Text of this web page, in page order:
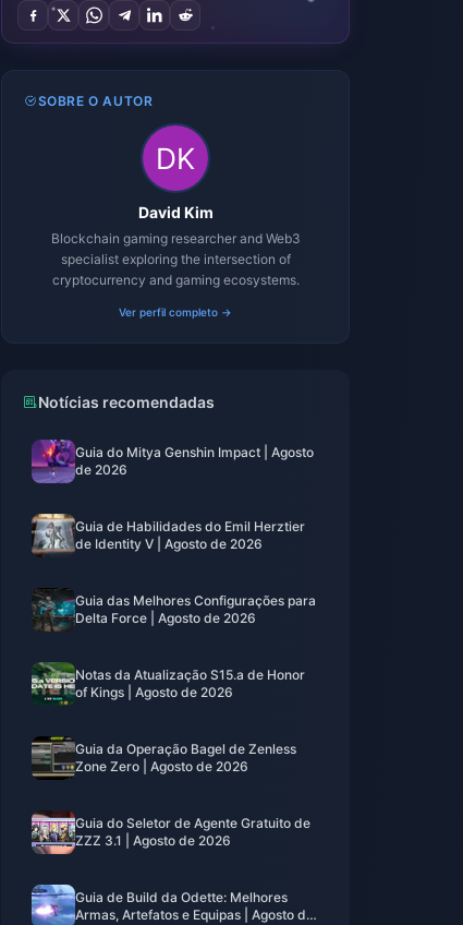
SOBRE O AUTOR
David Kim
Blockchain gaming researcher and Web3
specialist exploring the intersection of
cryptocurrency and gaming ecosystems.
Ver perfil completo →
Notícias recomendadas
Guia do Mitya Genshin Impact | Agosto
de 2026
Guia de Habilidades do Emil Herztier
de Identity V | Agosto de 2026
Guia das Melhores Configurações para
Delta Force | Agosto de 2026
Notas da Atualização S15.a de Honor
of Kings | Agosto de 2026
Guia da Operação Bagel de Zenless
Zone Zero | Agosto de 2026
Guia do Seletor de Agente Gratuito de
ZZZ 3.1 | Agosto de 2026
Guia de Build da Odette: Melhores
Armas, Artefatos e Equipas | Agosto de